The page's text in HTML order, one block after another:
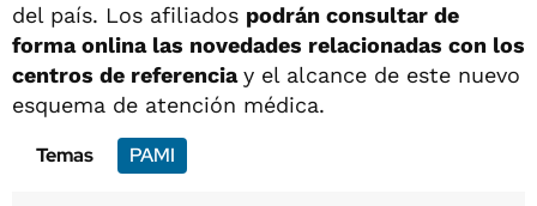
del país. Los afiliados podrán consultar de
forma onlina las novedades relacionadas con los
centros de referenciay el alcance de este nuevo
esquema de atención médica.
Temas
PAMI